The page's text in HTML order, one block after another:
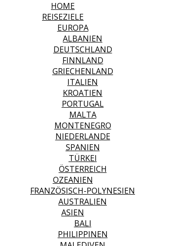
HOME
REISEZIELE
EUROPA
ALBANIEN
DEUTSCHLAND
FINNLAND
GRIECHENLAND
ITALIEN
KROATIEN
PORTUGAL
MALTA
MONTENEGRO
NIEDERLANDE
SPANIEN
TÜRKEI
ÖSTERREICH
OZEANIEN
FRANZÖSISCH-POLYNESIEN
AUSTRALIEN
ASIEN
BALI
PHILIPPINEN